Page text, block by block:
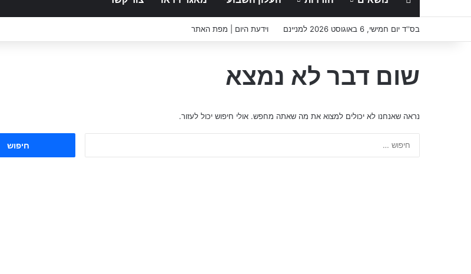
בס''ד יום חמישי, 6 באוגוסט 2026 למניינם וידעת היום | מפת האתר
שום דבר לא נמצא
נראה שאנחנו לא יכולים למצוא את מה שאתה מחפש. אולי חיפוש יכול לעזור.